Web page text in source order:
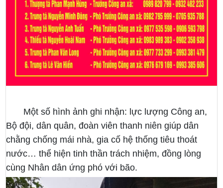
Một số hình ảnh ghi nhận: lực lượng Công an,
Bộ đội, dân quân, đoàn viên thanh niên giúp dân
chằng chống mái nhà, gia cố hệ thống tiêu thoát
nước… thể hiện tinh thần trách nhiệm, đồng lòng
cùng Nhân dân ứng phó với bão.